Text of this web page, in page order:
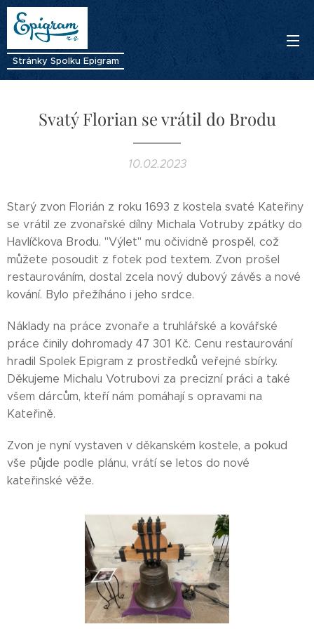
Stránky Spolku Epigram
Svatý Florian se vrátil do Brodu
10.02.2023
Starý zvon Florián z roku 1693 z kostela svaté Kateřiny
se vrátil ze zvonařské dílny Michala Votruby zpátky do
Havlíčkova Brodu. "Výlet" mu očividně prospěl, což
můžete posoudit z fotek pod textem. Zvon prošel
restaurováním, dostal zcela nový dubový závěs a nové
kování. Bylo přežíháno i jeho srdce.
Náklady na práce zvonaře a truhlářské a kovářské
práce činily dohromady 47 301 Kč. Cenu restaurování
hradil Spolek Epigram z prostředků veřejné sbírky.
Děkujeme Michalu Votrubovi za precizní práci a také
všem dárcům, kteří nám pomáhají s opravami na
Kateřině.
Zvon je nyní vystaven v děkanském kostele, a pokud
vše půjde podle plánu, vrátí se letos do nové
kateřinské věže.